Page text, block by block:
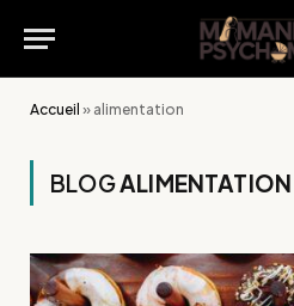
Accueil » alimentation
BLOGALIMENTATION